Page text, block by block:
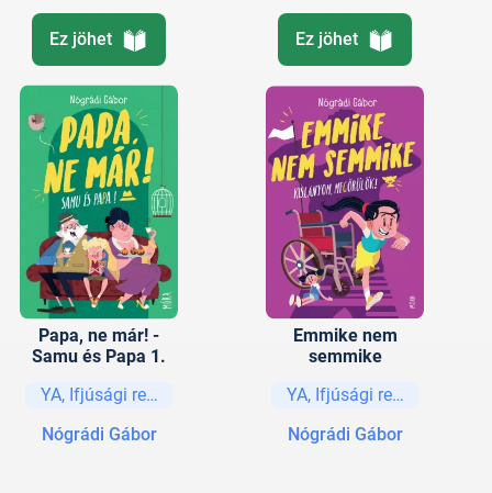
Ez jöhet Ez jöhet
Papa, ne már! -
Samu és Papa 1.
YA, Ifjúsági regények és elbeszélések
Nógrádi Gábor
Emmike nem
semmike
YA, Ifjúsági regények és
Nógrádi Gábor